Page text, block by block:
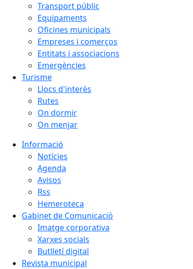
Transport públic
Equipaments
Oficines municipals
Empreses i comerços
Entitats i associacions
Emergències
Turisme
Llocs d'interès
Rutes
On dormir
On menjar
Informació
Notícies
Agenda
Avisos
Rss
Hemeroteca
Gabinet de Comunicació
Imatge corporativa
Xarxes socials
Butlletí digital
Revista municipal